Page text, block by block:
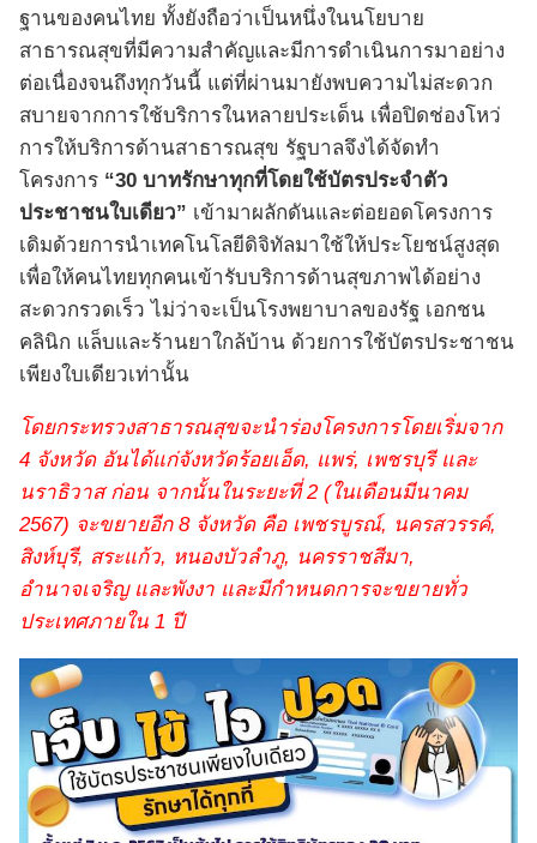
ฐานของคนไทย ทั้งยังถือว่าเป็นหนึ่งในนโยบาย
สาธารณสุขที่มีความสำคัญและมีการดำเนินการมาอย่าง
ต่อเนื่องจนถึงทุกวันนี้ แต่ที่ผ่านมายังพบความไม่สะดวก
สบายจากการใช้บริการในหลายประเด็น เพื่อปิดช่องโหว่
การให้บริการด้านสาธารณสุข รัฐบาลจึงได้จัดทำ
โครงการ “30 บาทรักษาทุกที่โดยใช้บัตรประจำตัว
ประชาชนใบเดียว” เข้ามาผลักดันและต่อยอดโครงการ
เดิมด้วยการนำเทคโนโลยีดิจิทัลมาใช้ให้ประโยชน์สูงสุด
เพื่อให้คนไทยทุกคนเข้ารับบริการด้านสุขภาพได้อย่าง
สะดวกรวดเร็ว ไม่ว่าจะเป็นโรงพยาบาลของรัฐ เอกชน
คลินิก แล็บและร้านยาใกล้บ้าน ด้วยการใช้บัตรประชาชน
เพียงใบเดียวเท่านั้น
โดยกระทรวงสาธารณสุขจะนำร่องโครงการโดยเริ่มจาก
4 จังหวัด อันได้แก่จังหวัดร้อยเอ็ด, แพร่, เพชรบุรี และ
นราธิวาส ก่อน จากนั้นในระยะที่ 2 (ในเดือนมีนาคม
2567) จะขยายอีก 8 จังหวัด คือ เพชรบูรณ์, นครสวรรค์,
สิงห์บุรี, สระแก้ว, หนองบัวลำภู, นครราชสีมา,
อำนาจเจริญ และพังงา และมีกำหนดการจะขยายทั่ว
ประเทศภายใน 1 ปี